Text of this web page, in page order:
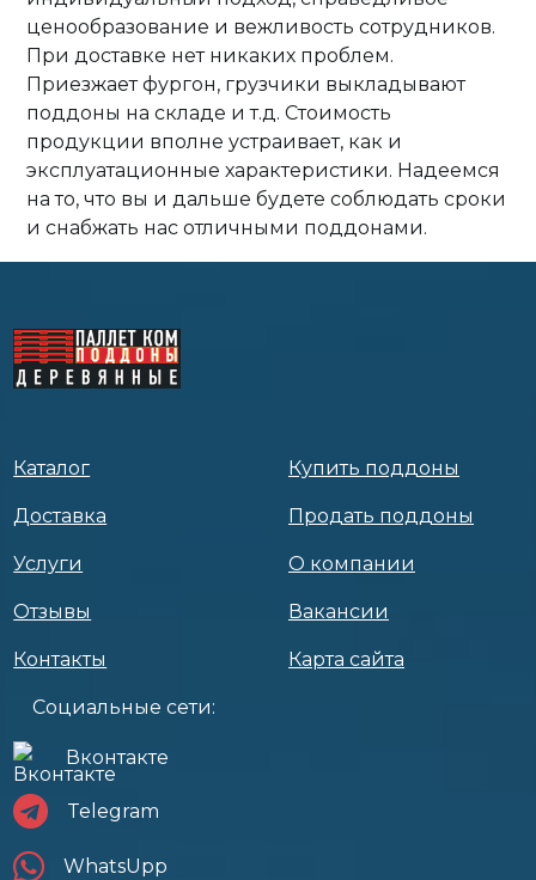
ценообразование и вежливость сотрудников.
При доставке нет никаких проблем.
Приезжает фургон, грузчики выкладывают
поддоны на складе и т.д. Стоимость
продукции вполне устраивает, как и
эксплуатационные характеристики. Надеемся
на то, что вы и дальше будете соблюдать сроки
и снабжать нас отличными поддонами.
Каталог Купить поддоны
Доставка Продать поддоны
Услуги О компании
Отзывы Вакансии
Контакты Карта сайта
Социальные сети:
Вконтакте
Telegram
WhatsUpp